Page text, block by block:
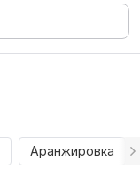
Аранжировка